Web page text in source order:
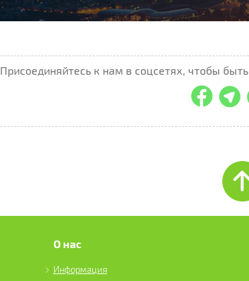
Присоединяйтесь к нам в соцсетях, чтобы
О нас
Информация